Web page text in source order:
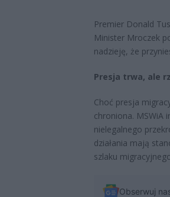
Premier Donald
Minister Mroczek
nadzieję, że
Presja trwa, ale
Choć presja
chroniona. MSWiA
nielegalnego
działania mają
szlaku
Obserwuj